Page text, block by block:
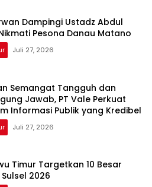
Dampingi Ustadz Abdul
Pesona Danau Matano
Juli 27, 2026
Semangat Tangguh dan
Jawab, PT Vale Perkuat
Informasi Publik yang Kredibel
Juli 27, 2026
Timur Targetkan 10 Besar
2026